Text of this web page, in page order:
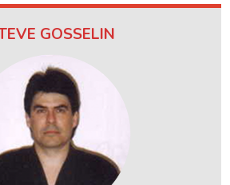
GOSSELIN